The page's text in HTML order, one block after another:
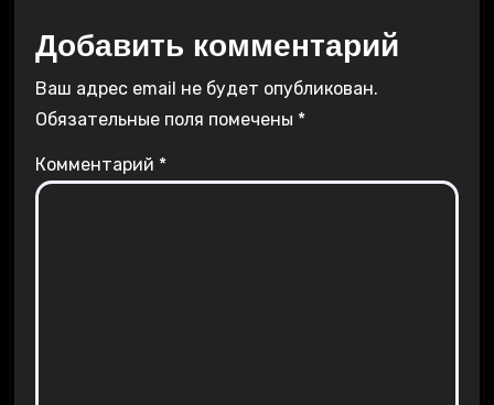
Добавить комментарий
Ваш адрес email не будет опубликован.
Обязательные поля помечены *
Комментарий *